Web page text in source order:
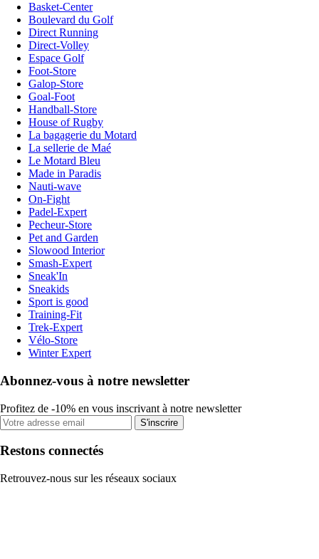
Basket-Center
Boulevard du Golf
Direct Running
Direct-Volley
Espace Golf
Foot-Store
Galop-Store
Goal-Foot
Handball-Store
House of Rugby
La bagagerie du Motard
La sellerie de Maé
Le Motard Bleu
Made in Paradis
Nauti-wave
On-Fight
Padel-Expert
Pecheur-Store
Pet and Garden
Slowood Interior
Smash-Expert
Sneak'In
Sneakids
Sport is good
Training-Fit
Trek-Expert
Vélo-Store
Winter Expert
Abonnez-vous à notre newsletter
Profitez de -10% en vous inscrivant à notre newsletter
S'inscrire
Restons connectés
Retrouvez-nous sur les réseaux sociaux